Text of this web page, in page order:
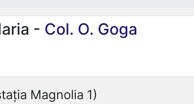
- Col. O. Goga
Magnolia 1)